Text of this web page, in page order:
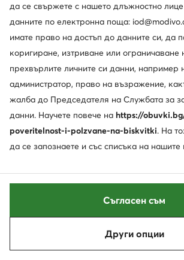
Промоция
Salewa
Туристически · Speed Beat Gtx GORE-TEX 61338-0978 · Черен
Редовна цена190,71 €-23%
още 25%
Salomon
да се свържете с нашето длъжностно
данните по електронна поща:
имате право на достъп до данните си, да
коригиране, изтриване или ограничаване
прехвърлите личните си данни, например
администратор, право на възражение,
жалба до Председателя на Службата за
данни. Научете повече на https://
poveritelnost-i-polzvane-na-biskvitki. На
да се запознаете и със списъка на нашите
Други опции
Съгласен съм